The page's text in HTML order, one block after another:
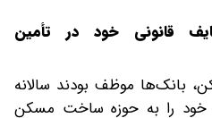
قانونی خود در تأمین
بانک‌ها موظف بودند سالانه
خود را به حوزه ساخت مسکن